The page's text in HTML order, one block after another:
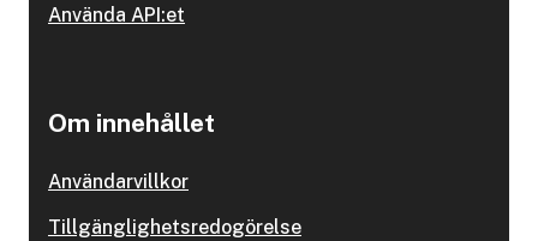
Använda API:et
Om innehållet
Användarvillkor
Tillgänglighetsredogörelse